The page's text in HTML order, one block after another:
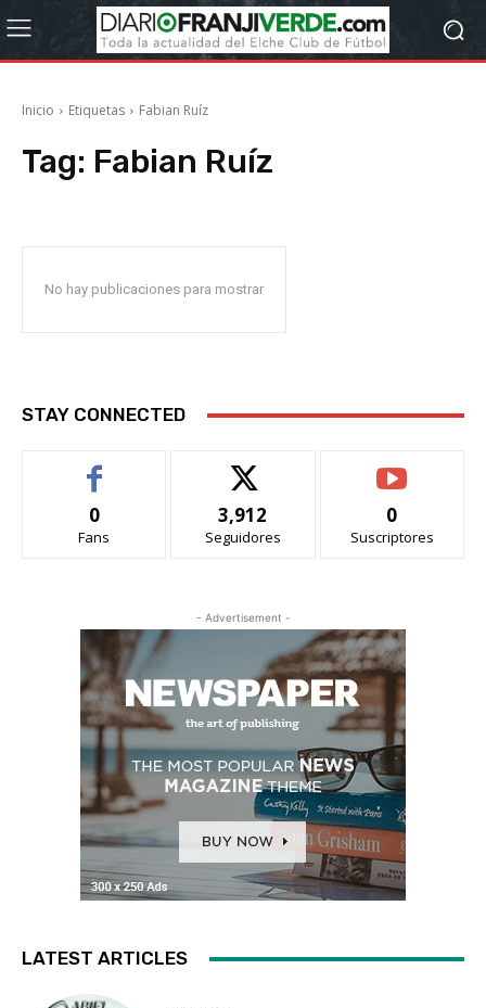
Inicio Etiquetas Fabian Ruíz
Tag: Fabian Ruíz
No hay publicaciones para mostrar
STAY CONNECTED
0
Fans
3,912
Seguidores
0
Suscriptores
- Advertisement -
LATEST ARTICLES